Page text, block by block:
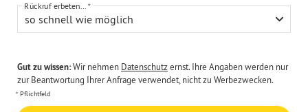
so schnell wie möglich
Rückruf erbeten...
Gut zu wissen:Wir nehmen Datenschutzernst. Ihre Angaben werden nur
zur Beantwortung Ihrer Anfrage verwendet, nicht zu Werbezwecken.
Pflichtfeld